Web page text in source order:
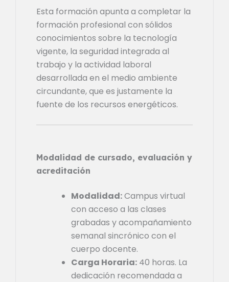
Esta formación apunta a completar la
formación profesional con sólidos
conocimientos sobre la tecnología
vigente, la seguridad integrada al
trabajo y la actividad laboral
desarrollada en el medio ambiente
circundante, que es justamente la
fuente de los recursos energéticos.
Modalidad de cursado, evaluación y
acreditación
Modalidad:Campus virtual
con acceso a las clases
grabadas y acompañamiento
semanal sincrónico con el
cuerpo docente.
Carga Horaria: 40 horas. La
dedicación recomendada a